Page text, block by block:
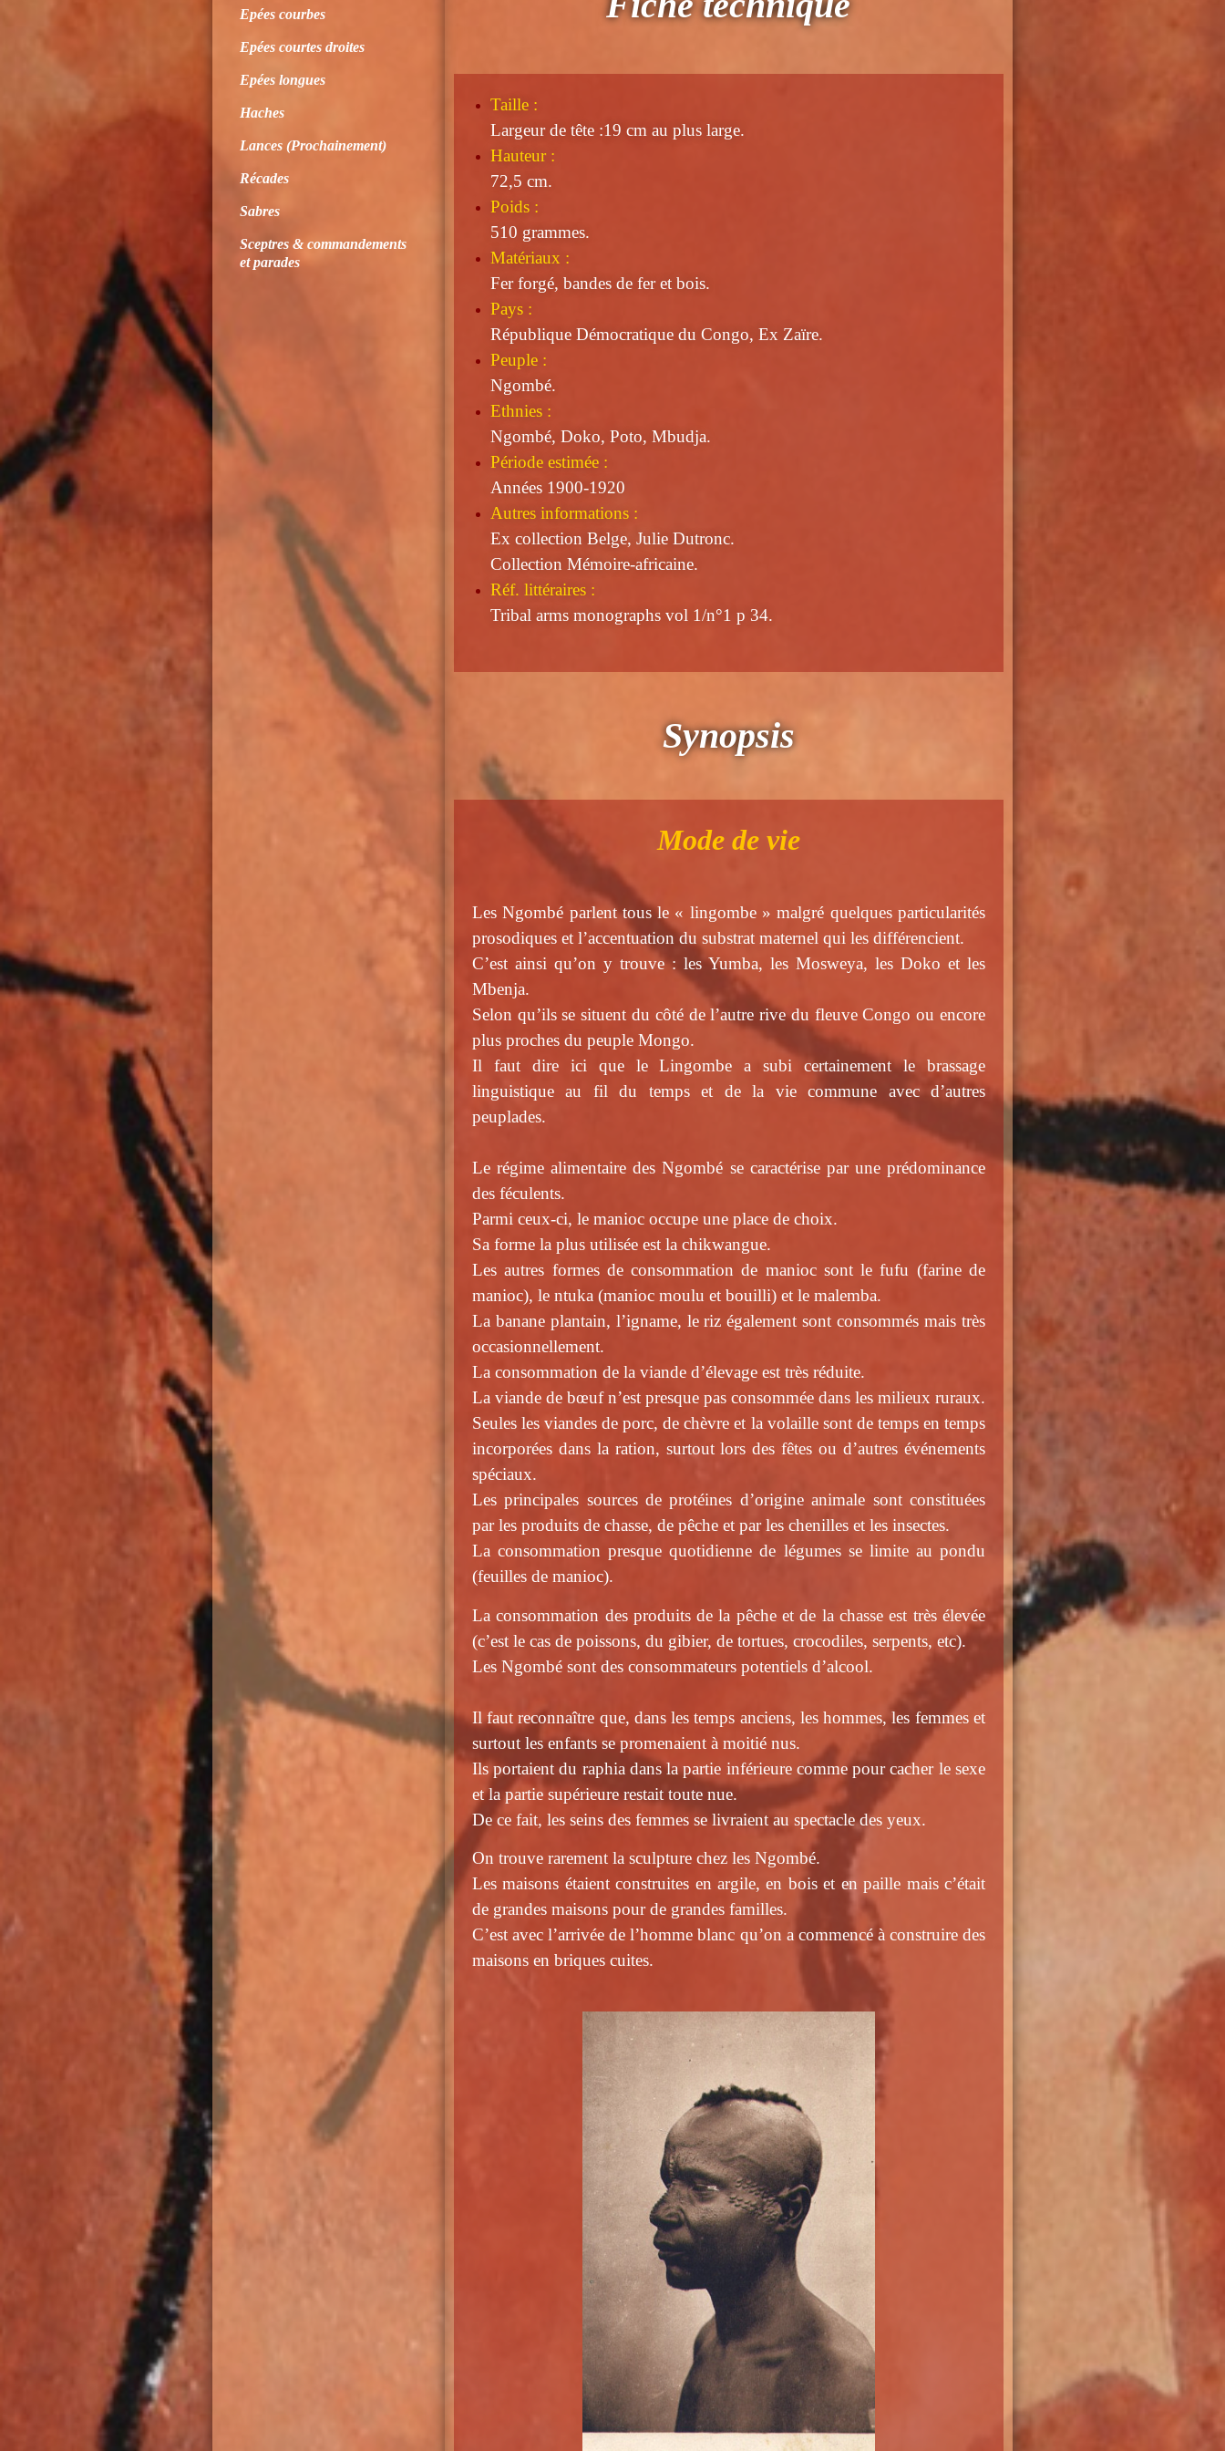
Epées courbes
Epées courtes droites
Epées longues
Haches
Lances (Prochainement)
Récades
Sabres
Sceptres & commandements
et parades
Taille:
Largeur de tête :19 cm au plus large.
Hauteur :
72,5 cm.
Poids :
510 grammes.
Matériaux :
Fer forgé, bandes de fer et bois.
Pays :
République Démocratique du Congo, Ex Zaïre.
Peuple :
Ngombé.
Ethnies :
Ngombé, Doko, Poto, Mbudja.
Période estimée :
Années 1900-1920
Autres informations :
Ex collection Belge, Julie Dutronc.
Collection Mémoire-africaine.
Réf. littéraires :
Tribal arms monographs vol 1/n°1 p 34.
Synopsis
Mode de vie
Les Ngombé parlent tous le « lingombe » malgré quelques particularités
prosodiques et l’accentuation du substrat maternel qui les différencient.
C’est ainsi qu’on y trouve : les Yumba, les Mosweya, les Doko et les
Mbenja.
Selon qu’ils se situent du côté de l’autre rive du fleuve Congo ou encore
plus proches du peuple Mongo.
Il faut dire ici que le Lingombe a subi certainement le brassage
linguistique au fil du temps et de la vie commune avec d’autres
peuplades.
Le régime alimentaire des Ngombé se caractérise par une prédominance
des féculents.
Parmi ceux-ci, le manioc occupe une place de choix.
Sa forme la plus utilisée est la chikwangue.
Les autres formes de consommation de manioc sont le fufu (farine de
manioc), le ntuka (manioc moulu et bouilli) et le malemba.
La banane plantain, l’igname, le riz également sont consommés mais très
occasionnellement.
La consommation de la viande d’élevage est très réduite.
La viande de bœuf n’est presque pas consommée dans les milieux ruraux.
Seules les viandes de porc, de chèvre et la volaille sont de temps en temps
incorporées dans la ration, surtout lors des fêtes ou d’autres événements
spéciaux.
Les principales sources de protéines d’origine animale sont constituées
par les produits de chasse, de pêche et par les chenilles et les insectes.
La consommation presque quotidienne de légumes se limite au pondu
(feuilles de manioc).
La consommation des produits de la pêche et de la chasse est très élevée
(c’est le cas de poissons, du gibier, de tortues, crocodiles, serpents, etc).
Les Ngombé sont des consommateurs potentiels d’alcool.
Il faut reconnaître que, dans les temps anciens, les hommes, les femmes et
surtout les enfants se promenaient à moitié nus.
Ils portaient du raphia dans la partie inférieure comme pour cacher le sexe
et la partie supérieure restait toute nue.
De ce fait, les seins des femmes se livraient au spectacle des yeux.
On trouve rarement la sculpture chez les Ngombé.
Les maisons étaient construites en argile, en bois et en paille mais c’était
de grandes maisons pour de grandes familles.
C’est avec l’arrivée de l’homme blanc qu’on a commencé à construire des
maisons en briques cuites.